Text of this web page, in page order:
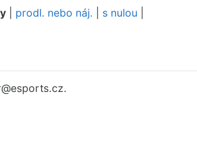
prodl. nebo náj. s nulou
@esports.cz.